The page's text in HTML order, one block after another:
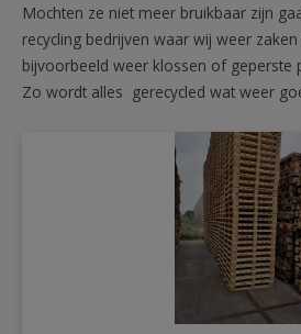
Mochten ze niet meer bruikbaar zijn
recycling bedrijven waar wij weer
bijvoorbeeld weer klossen of geperste
Zo wordt alles gerecycled wat weer